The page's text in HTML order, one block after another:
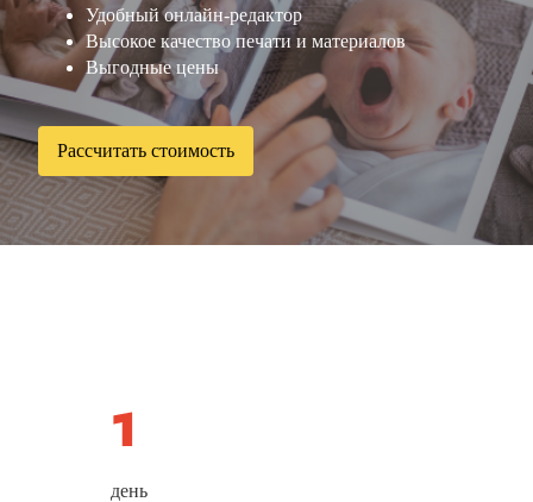
Удобный онлайн-редактор
Высокое качество печати и материалов
Выгодные цены
Рассчитать стоимость
день